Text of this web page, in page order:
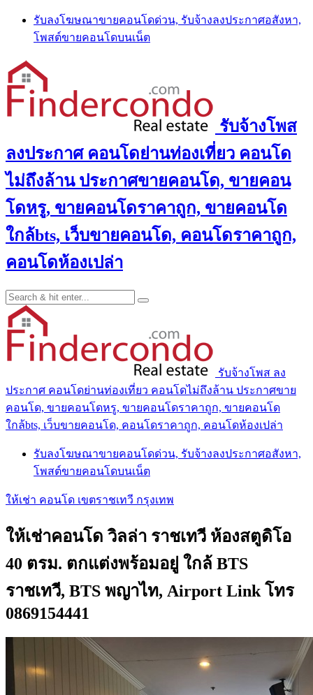
Skip
content
รับลงโฆษณาขายคอนโดด่วน, รับจ้างลงประกาศอสังหา,
โพสต์ขายคอนโดบนเน็ต
รับจ้างโพส
ลงประกาศ คอนโดย่านท่องเที่ยว คอนโด
ไม่ถึงล้าน ประกาศขายคอนโด, ขายคอน
โดหรู, ขายคอนโดราคาถูก, ขายคอนโด
ใกล้bts, เว็บขายคอนโด, คอนโดราคาถูก,
คอนโดห้องเปล่า
รับจ้างโพส ลง
ประกาศ คอนโดย่านท่องเที่ยว คอนโดไม่ถึงล้าน ประกาศขาย
คอนโด, ขายคอนโดหรู, ขายคอนโดราคาถูก, ขายคอนโด
ใกล้bts, เว็บขายคอนโด, คอนโดราคาถูก, คอนโดห้องเปล่า
รับลงโฆษณาขายคอนโดด่วน, รับจ้างลงประกาศอสังหา,
โพสต์ขายคอนโดบนเน็ต
ให้เช่า คอนโด เขตราชเทวี กรุงเทพ
ให้เช่าคอนโด วิลล่า ราชเทวี ห้องสตูดิโอ
40 ตรม. ตกแต่งพร้อมอยู่ ใกล้ BTS
ราชเทวี, BTS พญาไท, Airport Link โทร
0869154441